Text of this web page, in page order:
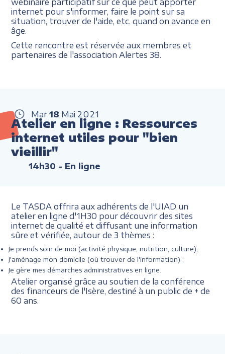
internet pour s'informer, faire le point sur sa
situation, trouver de l'aide, etc. quand on avance en
âge.
Cette rencontre est réservée aux membres et
partenaires de l'association Alertes 38.
Mar 18 Mai 2021
Atelier en ligne : Ressources
internet utiles pour "bien
vieillir"
14h30 - En ligne
Le TASDA offrira aux adhérents de l'UIAD un
atelier en ligne d'1H30 pour découvrir des sites
internet de qualité et diffusant une information
sûre et vérifiée, autour de 3 thèmes :
Je prends soin de moi (activité physique, nutrition, culture);
J'aménage mon domicile (où trouver de l'information) ;
Je gère mes démarches administratives en ligne.
Atelier organisé grâce au soutien de la conférence
des financeurs de l'Isère, destiné à un public de + de
60 ans.